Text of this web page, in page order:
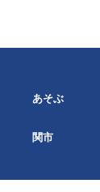
あそぶ
関市